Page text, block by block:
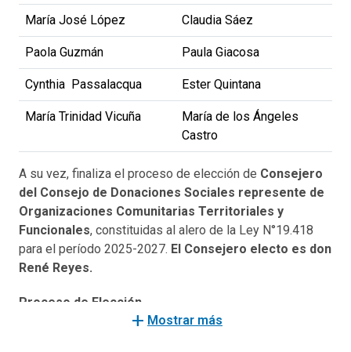
María José López Claudia Sáez
Paola Guzmán Paula Giacosa
Cynthia Passalacqua Ester Quintana
María Trinidad Vicuña
María de los Ángeles
Castro
A su vez, finaliza el proceso de elección de Consejero
del Consejo de Donaciones Sociales represente de
Organizaciones Comunitarias Territoriales y
Funcionales, constituidas al alero de la Ley N°19.418
para el período 2025-2027. El Consejero electo es don
René Reyes.
Proceso de Elección
add Mostrar más